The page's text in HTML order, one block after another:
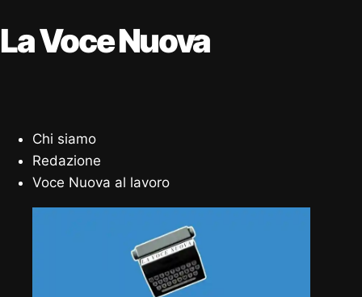
La Voce Nuova
Chi siamo
Redazione
Voce Nuova al lavoro